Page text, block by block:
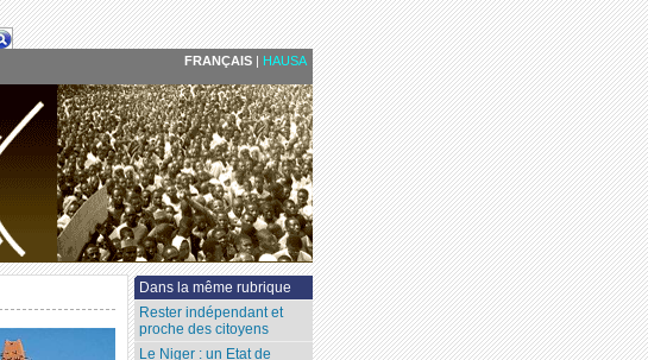
Dans la même rubrique
Rester indépendant et
proche des citoyens
Le Niger : un Etat de
FRANÇAIS HAUSA